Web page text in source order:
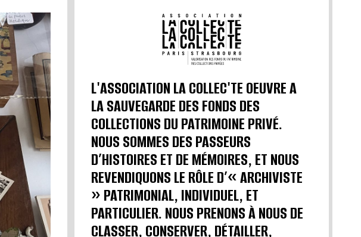
L'ASSOCIATION LA COLLEC'TE OEUVRE A
LA SAUVEGARDE DES FONDS DES
COLLECTIONS DU PATRIMOINE PRIVÉ.
NOUS SOMMES DES PASSEURS
D’HISTOIRES ET DE MÉMOIRES, ET NOUS
REVENDIQUONS LE RÔLE D’« ARCHIVISTE
» PATRIMONIAL, INDIVIDUEL, ET
PARTICULIER. NOUS PRENONS À NOUS DE
CLASSER, CONSERVER, DÉTAILLER,